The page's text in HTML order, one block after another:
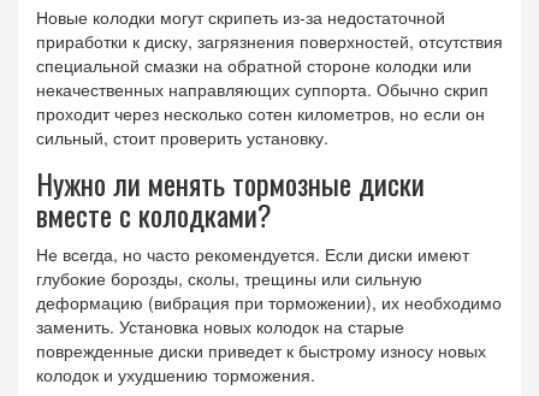
Новые колодки могут скрипеть из-за недостаточной
приработки к диску, загрязнения поверхностей, отсутствия
специальной смазки на обратной стороне колодки или
некачественных направляющих суппорта. Обычно скрип
проходит через несколько сотен километров, но если он
сильный, стоит проверить установку.
Нужно ли менять тормозные диски
вместе с колодками?
Не всегда, но часто рекомендуется. Если диски имеют
глубокие борозды, сколы, трещины или сильную
деформацию (вибрация при торможении), их необходимо
заменить. Установка новых колодок на старые
поврежденные диски приведет к быстрому износу новых
колодок и ухудшению торможения.